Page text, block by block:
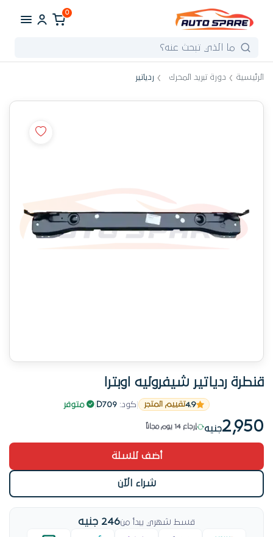
0
الرئيسية دورة تبريد المحرك ردياتير
قنطرة ردياتير شيفروليه اوبترا
4.9تقييم المتجر كود: D709 متوفر
2,950جنيه
فرصة أخيرة — قطعة واحدة متبقية
إرجاع 14 يوم مجاناً
قطعة مطلوبة حالياً
أضف للسلة
شراء الآن
قسط شهري يبدأ من246 جنيه